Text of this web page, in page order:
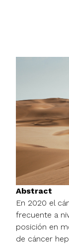
Abstract
En 2020 el
frecuente a
posición en
de cáncer